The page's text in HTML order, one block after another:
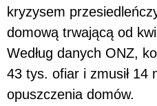
kryzysem
domową trwającą od
Według danych ONZ,
43 tys. ofiar i zmusił 14
opuszczenia domów.